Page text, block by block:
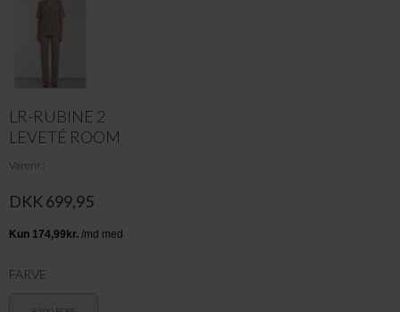
LR-RUBINE 2
LEVETÉ ROOM
Varenr.
DKK 699,95
FARVE